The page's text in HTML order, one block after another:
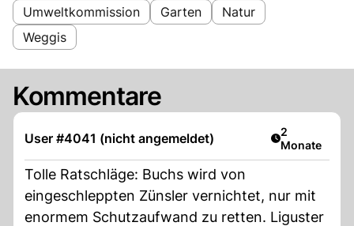
Umweltkommission Garten
Natur
Weggis
Kommentare
User #4041 (nicht angemeldet) Artikel
2
Monate
Tolle Ratschläge: Buchs wird von
eingeschleppten Zünsler vernichtet, nur mit
enormem Schutzaufwand zu retten. Liguster